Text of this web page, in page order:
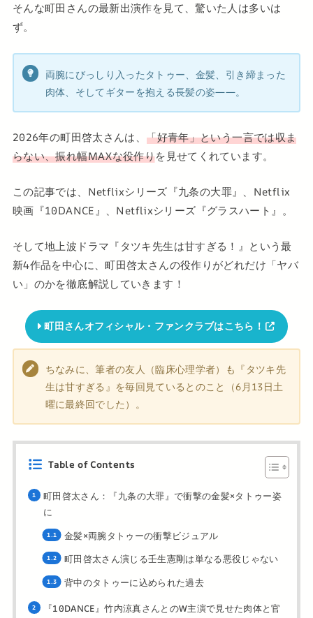
そんな町田さんの最新出演作を見て、驚いた人は多いは
ず。
両腕にびっしり入ったタトゥー、金髪、引き締まった
肉体、そしてギターを抱える長髪の姿——。
2026年の町田啓太さんは、 「好青年」という一言では収ま
らない、振れ幅MAXな役作りを見せてくれています。
この記事では、Netflixシリーズ『九条の大罪』、Netflix
映画『10DANCE』、Netflixシリーズ『グラスハート』。
そして地上波ドラマ『タツキ先生は甘すぎる！』という最
新4作品を中心に、町田啓太さんの役作りがどれだけ「ヤバ
い」のかを徹底解説していきます！
町田さんオフィシャル・ファンクラブはこちら！
ちなみに、筆者の友人（臨床心理学者）も『タツキ先
生は甘すぎる』を毎回見ているとのこと（6月13日土
曜に最終回でした）。
Table of Contents
町田啓太さん：『九条の大罪』で衝撃の金髪×タトゥー姿
に
金髪×両腕タトゥーの衝撃ビジュアル
町田啓太さん演じる壬生憲剛は単なる悪役じゃない
背中のタトゥーに込められた過去
『10DANCE』竹内涼真さんとのW主演で見せた肉体と官